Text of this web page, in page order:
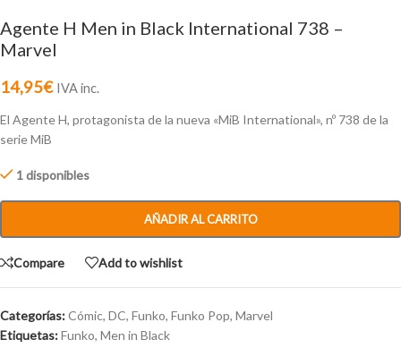
Agente H Men in Black International 738 –
Marvel
14,95€ IVA inc.
El Agente H, protagonista de la nueva «MiB International», nº 738 de la
serie MiB
1 disponibles
AÑADIR AL CARRITO
Compare Add to wishlist
Categorías:Cómic, DC, Funko, Funko Pop, Marvel
Etiquetas:Funko, Men in Black